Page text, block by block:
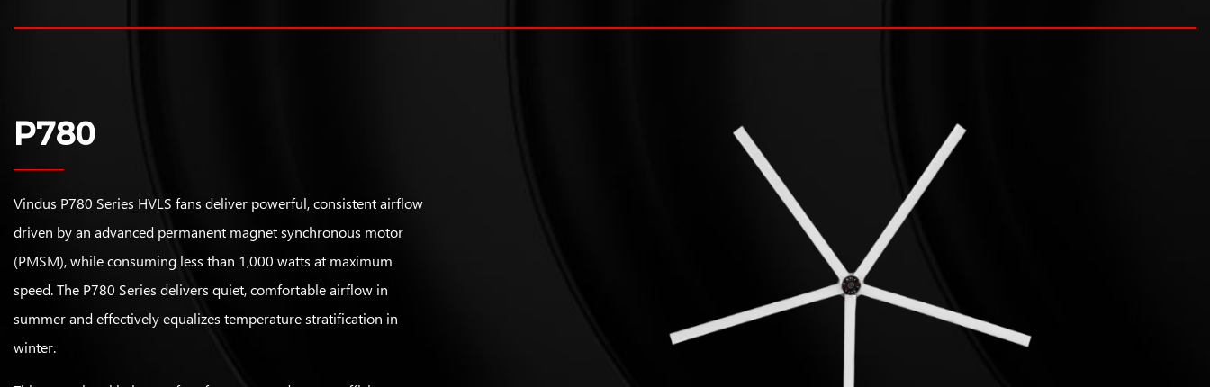
P780
Vindus P780 Series HVLS fans deliver powerful, consistent airflow
driven by an advanced permanent magnet synchronous motor
(PMSM), while consuming less than 1,000 watts at maximum
speed. The P780 Series delivers quiet, comfortable airflow in
summer and effectively equalizes temperature stratification in
winter.